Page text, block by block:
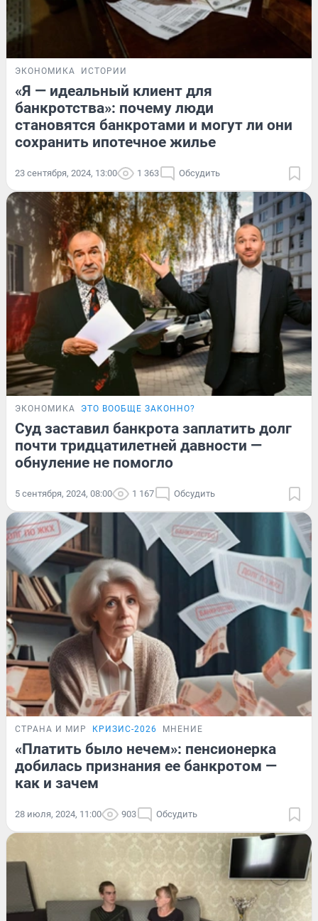
ЭКОНОМИКА ИСТОРИИ
«Я — идеальный клиент для
банкротства»: почему люди
становятся банкротами и могут ли они
сохранить ипотечное жилье
23 сентября, 2024, 13:00 1 363 Обсудить
ЭКОНОМИКА ЭТО ВООБЩЕ ЗАКОННО?
Суд заставил банкрота заплатить долг
почти тридцатилетней давности —
обнуление не помогло
5 сентября, 2024, 08:00 1 167 Обсудить
СТРАНА И МИР КРИЗИС-2026 МНЕНИЕ
«Платить было нечем»: пенсионерка
добилась признания ее банкротом —
как и зачем
28 июля, 2024, 11:00 903 Обсудить